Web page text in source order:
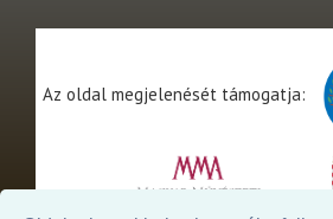
Az oldal megjelenését támogatja: